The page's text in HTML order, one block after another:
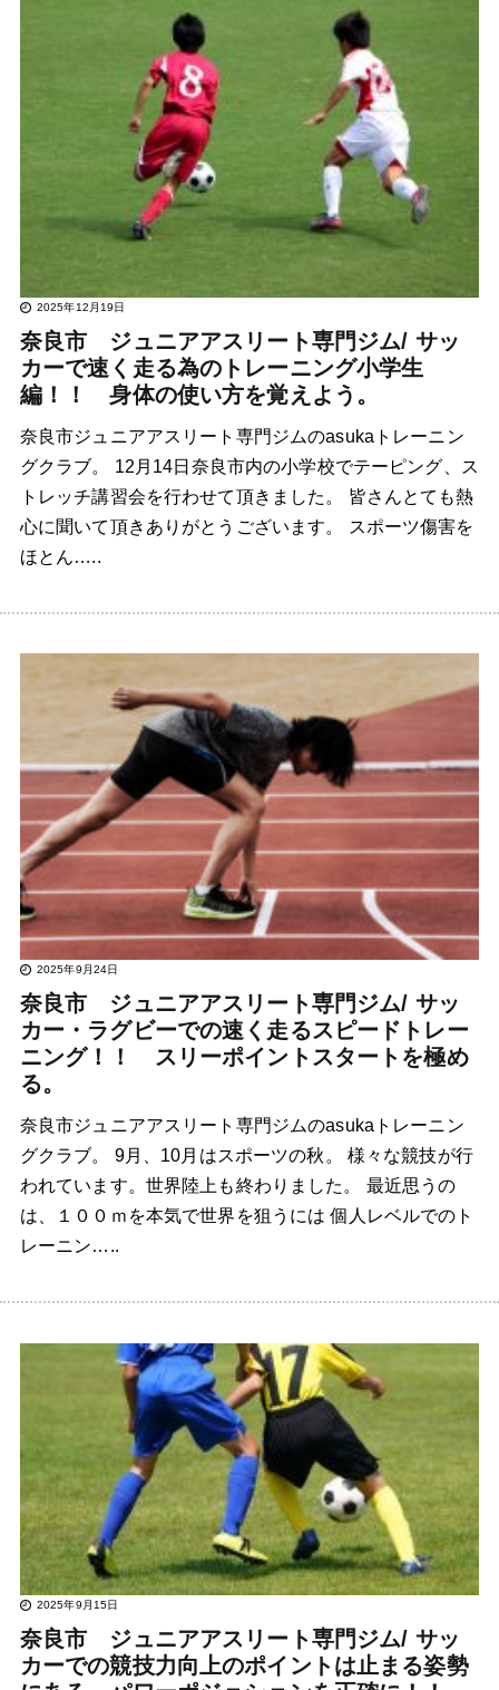
2025年12月19日
奈良市 ジュニアアスリート専門ジム/ サッ
カーで速く走る為のトレーニング小学生
編！！ 身体の使い方を覚えよう。
奈良市ジュニアアスリート専門ジムのasukaトレーニン
グクラブ。 12月14日奈良市内の小学校でテーピング、ス
トレッチ講習会を行わせて頂きました。 皆さんとても熱
心に聞いて頂きありがとうございます。 スポーツ傷害を
ほとん…..
2025年9月24日
奈良市 ジュニアアスリート専門ジム/ サッ
カー・ラグビーでの速く走るスピードトレー
ニング！！ スリーポイントスタートを極め
る。
奈良市ジュニアアスリート専門ジムのasukaトレーニン
グクラブ。 9月、10月はスポーツの秋。 様々な競技が行
われています。世界陸上も終わりました。 最近思うの
は、１００ｍを本気で世界を狙うには 個人レベルでのト
レーニン…..
2025年9月15日
奈良市 ジュニアアスリート専門ジム/ サッ
カーでの競技力向上のポイントは止まる姿勢